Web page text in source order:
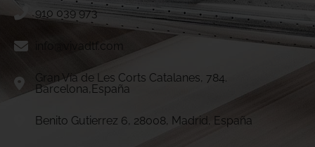
910 039 973
info@vivadtf.com
Gran Vía de Les Corts Catalanes, 784.
Barcelona,España
Benito Gutierrez 6, 28008, Madrid, España